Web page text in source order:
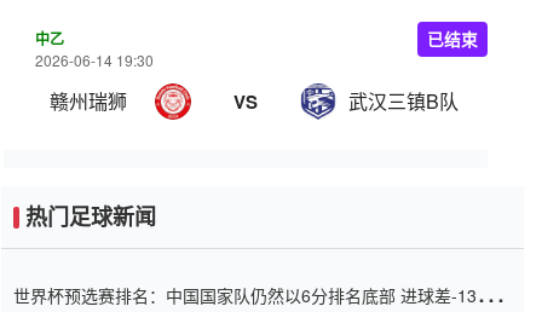
中乙
2026-06-14 19:30
赣州瑞狮 VS 武汉三镇B队
已结束
热门足球新闻
世界杯预选赛排名：中国国家队仍然以6分排名底部 进球差-13令人